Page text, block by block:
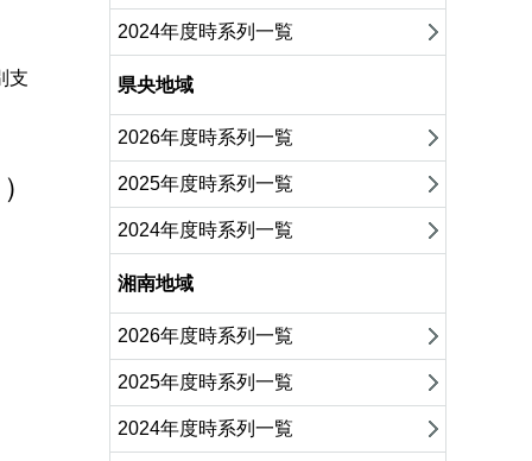
支
2024年度時系列一覧
県央地域
2026年度時系列一覧
2025年度時系列一覧
2024年度時系列一覧
湘南地域
2026年度時系列一覧
2025年度時系列一覧
2024年度時系列一覧